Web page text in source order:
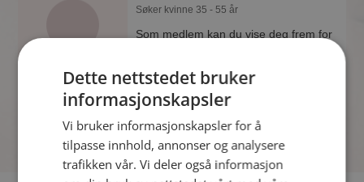
Søker kvinne 35 - 55 år
Som medlem kan du vise deg frem for
hvem som synes du er interessant.
Online nå!
Dette nettstedet bruker
informasjonskapsler
Vi bruker informasjonskapsler for å
tilpasse innhold, annonser og analysere
trafikken vår. Vi deler også informasjon